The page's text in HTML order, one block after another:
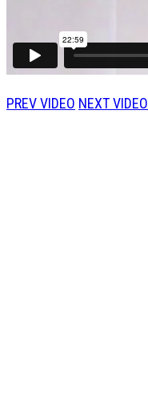
PREV VIDEO NEXT VIDEO